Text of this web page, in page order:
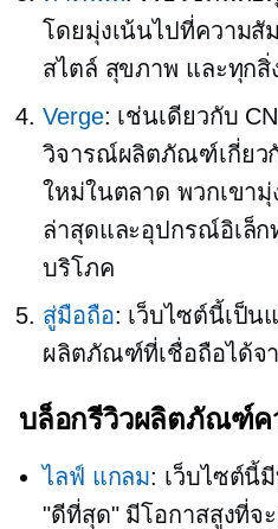
โดยมุ่งเน้นไปที่ความ
สไตล์ สุขภาพ และทุก
Verge: เช่นเดียวกับ
วิจารณ์ผลิตภัณฑ์เกี่ยว
ใหม่ในตลาด พวกเขา
ล่าสุดและอุปกรณ์อิเล็
บริโภค
สู่มือถือ: เว็บไซต์นี้เป็น
ผลิตภัณฑ์ที่เชื่อถือได้จ
บล็อกรีวิวผลิตภัณฑ์ค
ไลฟ์ แกลม: เว็บไซต์นี้
"ดีที่สุด" มีโอกาสสูงที่จ